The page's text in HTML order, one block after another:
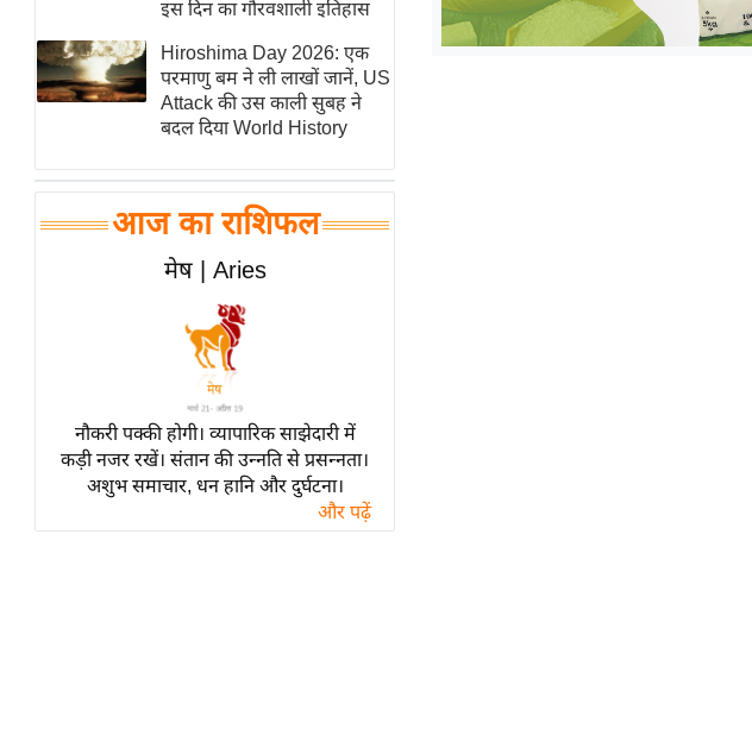
यंग इंडिया
साहित्य जगत
ऑटो वर्ल्ड
न्यूज ब्रीफ
बॉलीवुड
हॉलीवुड
फिल्म समीक्षा
लाइफस्टाइल
टेक्नॉलॉजी
ब्यूटी/फैशन
घरेलू नुस्खे
इस दिन का गौरवशाली इतिहास
Hiroshima Day 2026: एक
परमाणु बम ने ली लाखों जानें, US
Attack की उस काली सुबह ने
बदल दिया World History
आज का राशिफल
मेष | Aries
नौकरी पक्की होगी। व्यापारिक साझेदारी में
कड़ी नजर रखें। संतान की उन्नति से प्रसन्नता।
अशुभ समाचार, धन हानि और दुर्घटना।
और पढ़ें